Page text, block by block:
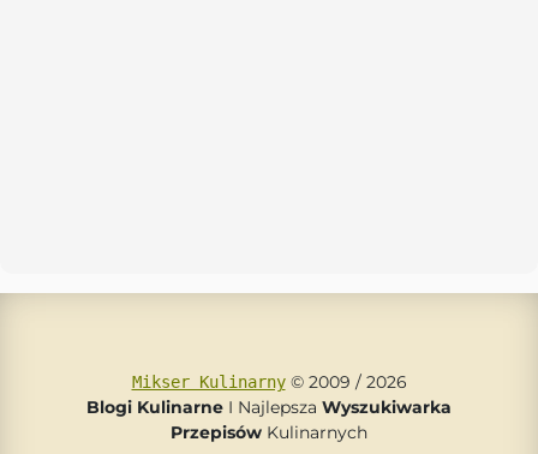
Mikser Kulinarny© 2009 / 2026
Blogi Kulinarne I Najlepsza Wyszukiwarka
Przepisów Kulinarnych